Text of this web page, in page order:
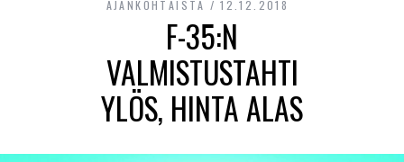
AJANKOHTAISTA 12.12.2018
F-35:N
VALMISTUSTAHTI
YLÖS, HINTA ALAS